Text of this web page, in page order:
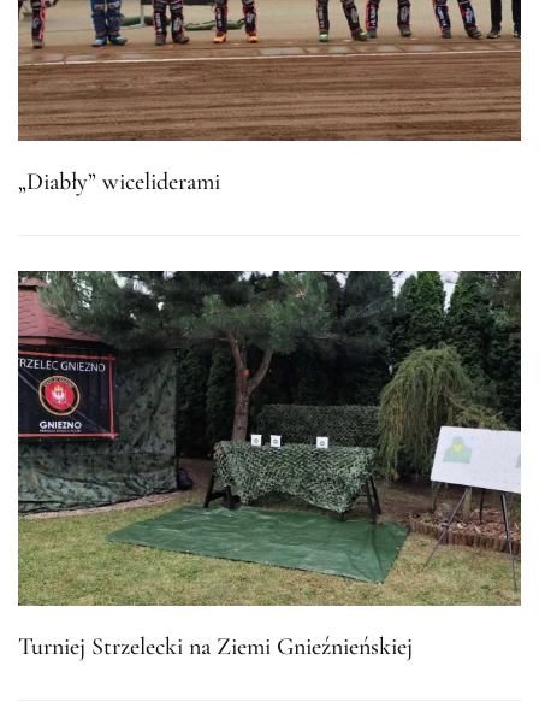
„Diabły” wiceliderami
Turniej Strzelecki na Ziemi Gnieźnieńskiej